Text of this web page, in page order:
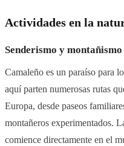
Actividades en la
Senderismo y montañismo
Camaleño es un paraíso para
aquí parten numerosas rutas
Europa, desde paseos
montañeros experimentados.
comience directamente en el